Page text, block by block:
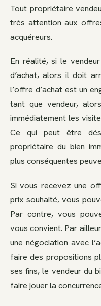
Tout propriétaire
très attention aux
acquéreurs.
En réalité, si le
d’achat, alors il doit
l’offre d’achat est un
tant que vendeur,
immédiatement les
Ce qui peut être
propriétaire du bien
plus conséquentes
Si vous recevez une
prix souhaité, vous
Par contre, vous
vous convient. Par
une négociation avec
faire des propositions
ses fins, le vendeur du
faire jouer la